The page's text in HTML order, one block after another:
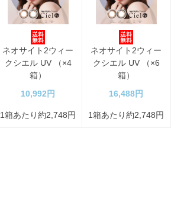
ネオサイト2ウィー
クシエル UV （×4
箱）
10,992円
1箱あたり約2,748円
ネオサイト2ウィー
クシエル UV （×6
箱）
16,488円
1箱あたり約2,748円